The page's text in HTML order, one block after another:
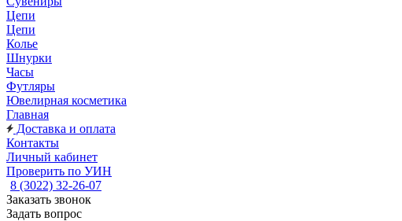
Цепи
Цепи
Колье
Шнурки
Часы
Футляры
Ювелирная косметика
Главная
Доставка и оплата
Контакты
Личный кабинет
Проверить по УИН
8 (3022) 32-26-07
Заказать звонок
Задать вопрос